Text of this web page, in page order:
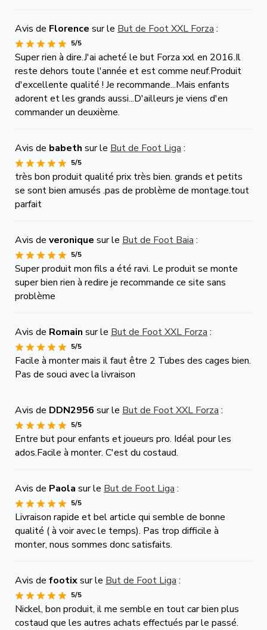
Avis de Florence sur le But de Foot XXL Forza :
5/5
Super rien à dire.J'ai acheté le but Forza xxl en 2016.Il
reste dehors toute l'année et est comme neuf.Produit
d'excellente qualité ! Je recommande...Mais enfants
adorent et les grands aussi...D'ailleurs je viens d'en
commander un deuxième.
Avis de babeth sur le But de Foot Liga :
5/5
très bon produit qualité prix très bien. grands et petits
se sont bien amusés .pas de problème de montage.tout
parfait
Avis de veronique sur le But de Foot Baia :
5/5
Super produit mon fils a été ravi. Le produit se monte
super bien rien à redire je recommande ce site sans
problème
Avis de Romain sur le But de Foot XXL Forza :
5/5
Facile à monter mais il faut être 2 Tubes des cages bien.
Pas de souci avec la livraison
Avis de DDN2956 sur le But de Foot XXL Forza :
5/5
Entre but pour enfants et joueurs pro. Idéal pour les
ados.Facile à monter. C'est du costaud.
Avis de Paola sur le But de Foot Liga :
5/5
Livraison rapide et bel article qui semble de bonne
qualité ( à voir avec le temps). Pas trop difficile à
monter, nous sommes donc satisfaits.
Avis de footixsur le But de Foot Liga :
5/5
Nickel, bon produit, il me semble en tout car bien plus
costaud que les autres achats effectués par le passé.